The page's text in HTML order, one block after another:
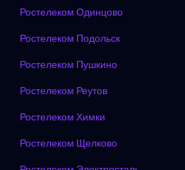
Ростелеком Одинцово
Ростелеком Подольск
Ростелеком Пушкино
Ростелеком Реутов
Ростелеком Химки
Ростелеком Щелково